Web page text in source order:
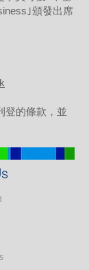
｣頒發出席
登的條款，並